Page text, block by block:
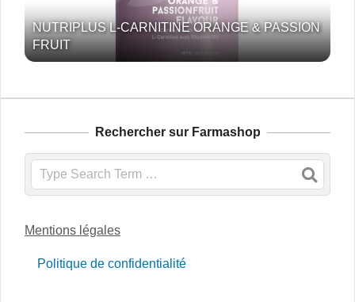
NUTRIPLUS L-CARNITINE ORANGE & PASSION
FRUIT
Rechercher sur Farmashop
Search
Mentions légales
Politique de confidentialité